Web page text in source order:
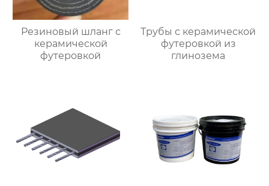
Резиновый шланг с
керамической
футеровкой
Трубы с керамической
футеровкой из
глинозема